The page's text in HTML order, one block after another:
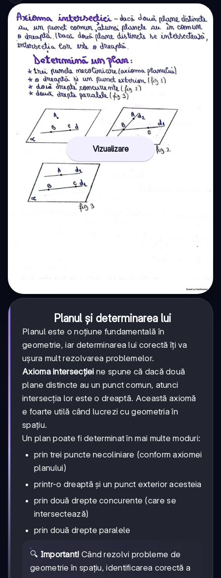
Vizualizare
Planul și determinarea lui
Planul este o noțiune fundamentală în
geometrie, iar determinarea lui corectă îți va
ușura mult rezolvarea problemelor.
Axioma intersecției ne spune că dacă două
plane distincte au un punct comun, atunci
intersecția lor este o dreaptă. Această axiomă
e foarte utilă când lucrezi cu geometria în
spațiu.
Un plan poate fi determinat în mai multe moduri:
prin trei puncte necoliniare (conform axiomei
planului)
printr-o dreaptă și un punct exterior acesteia
prin două drepte concurente (care se
intersectează)
prin două drepte paralele
🔍 Important! Când rezolvi probleme de
geometrie în spațiu, identificarea corectă a